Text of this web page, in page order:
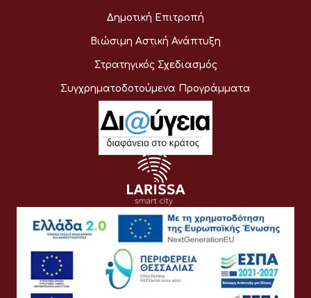
Δημοτική Επιτροπή
Βιώσιμη Αστική Ανάπτυξη
Στρατηγικός Σχεδιασμός
Συγχρηματοδοτούμενα Προγράμματα